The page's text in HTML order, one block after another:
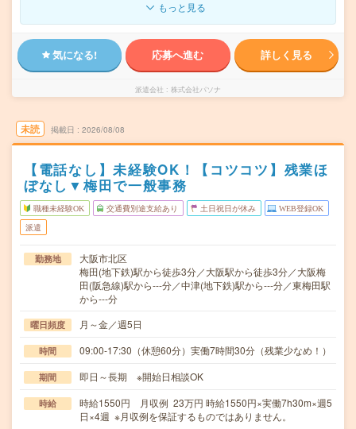
もっと見る
気になる! 応募へ進む 詳しく見る
派遣会社 株式会社パソナ
未読 掲載日 2026/08/08
【電話なし】未経験OK！【コツコツ】残業ほ
ぼなし▼梅田で一般事務
職種未経験OK 交通費別途支給あり 土日祝日が休み WEB登録OK
派遣
勤務地
大阪市北区
梅田(地下鉄)駅から徒歩3分／大阪駅から徒歩3分／大阪梅
田(阪急線)駅から---分／中津(地下鉄)駅から---分／東梅田駅
から---分
曜日頻度 月～金／週5日
時間 09:00-17:30（休憩60分）実働7時間30分（残業少なめ！）
期間 即日～長期 ※開始日相談OK
時給
時給1550円 月収例 23万円 時給1550円×実働7h30m×週5
日×4週 ※月収例を保証するものではありません。